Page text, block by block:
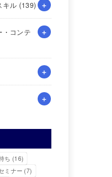
キル (139)
・コンテ
ち (16)
ミナー (7)